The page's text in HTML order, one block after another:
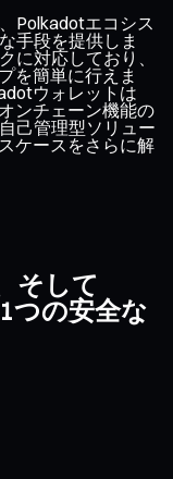
Polkadotエコシス
手段を提供しま
に対応しており、
を簡単に行えま
ウォレットは
ンチェーン機能の
己管理型ソリュー
ケースをさらに解
そして
つの安全な